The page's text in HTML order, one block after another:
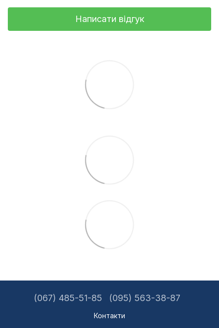
Написати відгук
(067) 485-51-85 (095) 563-38-87
Контакти